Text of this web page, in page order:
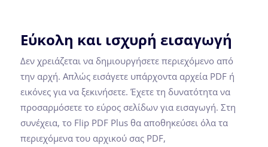
Εύκολη και ισχυρή εισαγωγή
Δεν χρειάζεται να δημιουργήσετε περιεχόμενο από
την αρχή. Απλώς εισάγετε υπάρχοντα αρχεία PDF ή
εικόνες για να ξεκινήσετε. Έχετε τη δυνατότητα να
προσαρμόσετε το εύρος σελίδων για εισαγωγή. Στη
συνέχεια, το Flip PDF Plus θα αποθηκεύσει όλα τα
περιεχόμενα του αρχικού σας PDF,